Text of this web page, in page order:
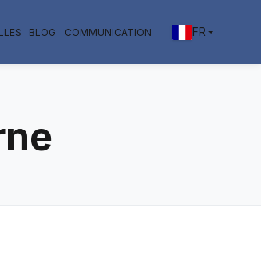
BLOG COMMUNICATION FR